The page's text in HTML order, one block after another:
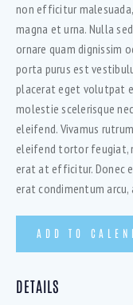
non efficitur
magna et urna. Nulla
ornare quam dignissim
porta purus est
placerat eget volutpat
molestie scelerisque
eleifend. Vivamus
eleifend tortor feugiat,
erat at efficitur. Donec
erat condimentum
ADD TO
DETAILS